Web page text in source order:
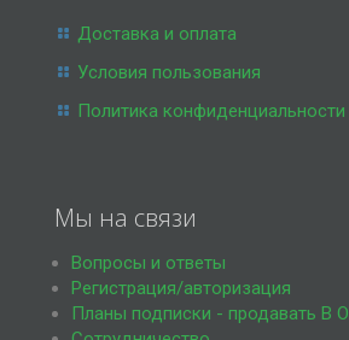
Доставка и оплата
Условия пользования
Политика конфиденциальности
Мы на связи
Вопросы и ответы
Регистрация/авторизация
Планы подписки - продавать В